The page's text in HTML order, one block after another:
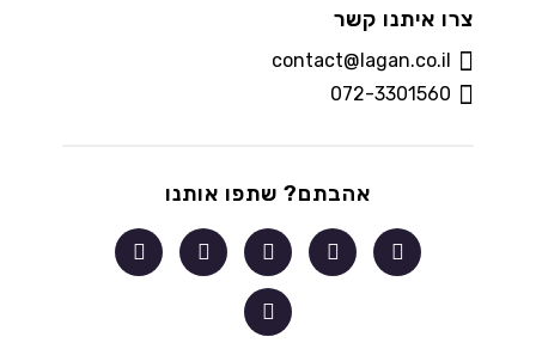
צרו איתנו קשר
contact@lagan.co.il
072-3301560
אהבתם? שתפו אותנו